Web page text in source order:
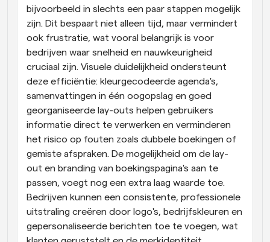
bijvoorbeeld in slechts een paar stappen mogelijk
zijn. Dit bespaart niet alleen tijd, maar vermindert
ook frustratie, wat vooral belangrijk is voor
bedrijven waar snelheid en nauwkeurigheid
cruciaal zijn. Visuele duidelijkheid ondersteunt
deze efficiëntie: kleurgecodeerde agenda's,
samenvattingen in één oogopslag en goed
georganiseerde lay-outs helpen gebruikers
informatie direct te verwerken en verminderen
het risico op fouten zoals dubbele boekingen of
gemiste afspraken. De mogelijkheid om de lay-
out en branding van boekingspagina's aan te
passen, voegt nog een extra laag waarde toe.
Bedrijven kunnen een consistente, professionele
uitstraling creëren door logo's, bedrijfskleuren en
gepersonaliseerde berichten toe te voegen, wat